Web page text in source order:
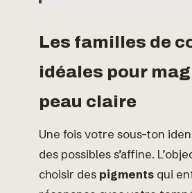
Les familles de
idéales pour
peau claire
Une fois votre sous-ton
des possibles s’affine.
choisir des pigments qui